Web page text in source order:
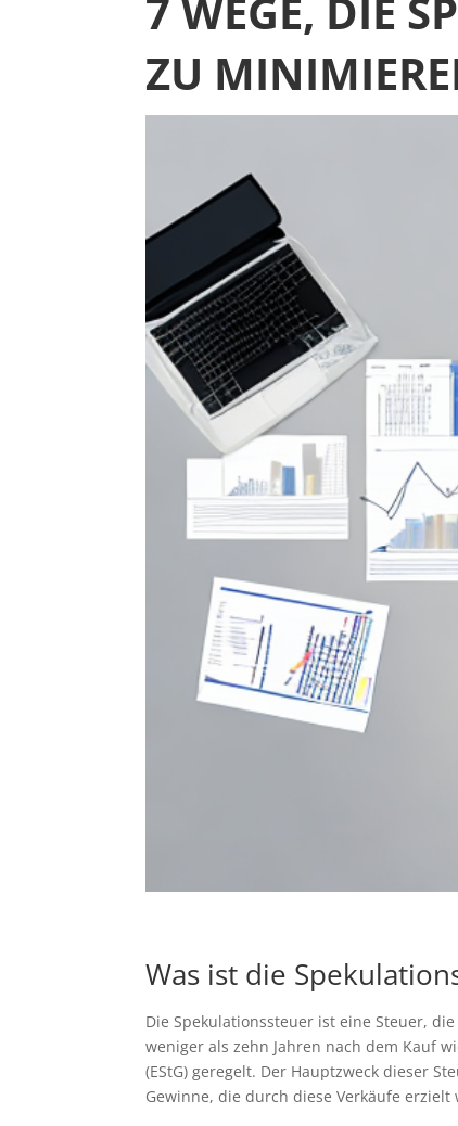
7 WEGE, DIE
ZU
Was ist die
Die Spekulationssteuer ist eine Steuer,
weniger als zehn Jahren nach dem Kauf
(EStG) geregelt. Der Hauptzweck dieser
Gewinne, die durch diese Verkäufe